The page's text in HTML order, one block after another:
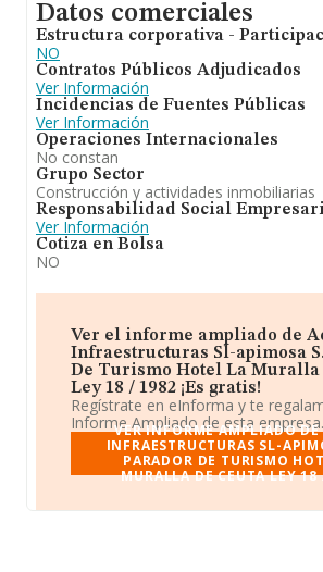
Datos comerciales
Estructura corporativa -
NO
Contratos Públicos Adjudicados
Ver Información
Incidencias de Fuentes Públicas
Ver Información
Operaciones Internacionales
No constan
Grupo Sector
Construcción y actividades inmobiliarias
Responsabilidad Social
Ver Información
Cotiza en Bolsa
NO
Ver el informe ampliado de
Infraestructuras Sl-apimosa
De Turismo Hotel La Muralla
Ley 18 / 1982 ¡Es gratis!
Regístrate en eInforma y te
Informe Ampliado de esta empresa.
VER INFORME AMPLIADO
INFRAESTRUCTURAS SL-
PARADOR DE TURISMO
MURALLA DE CEUTA LEY